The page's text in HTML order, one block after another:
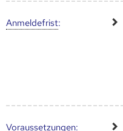
Anmelde­frist:
Voraus­setzungen: